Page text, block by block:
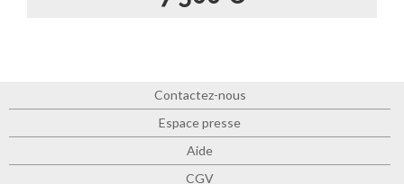
Contactez-nous
Espace presse
Aide
CGV